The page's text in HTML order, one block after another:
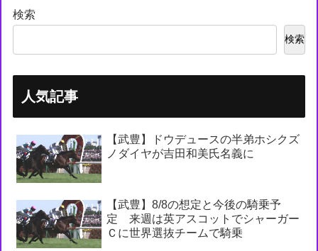
検索
検索
人気記事
【武豊】ドウデュースの半弟ホシクズ
ノダイヤが吉田和美氏名義に
【武豊】8/8の想定と今後の騎乗予
定 来週は英アスコットでシャーガー
Ｃに世界選抜チームで騎乗